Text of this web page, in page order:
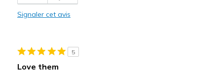
Signaler cet avis
5
Love them